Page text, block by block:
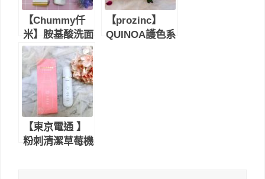
【Chummy仟
米】胺基酸洗面
霜｜溫和洗淨肌
膚，清潔保濕面
面俱到！
【prozinc】
QUINOA護色系
【東京電通 】
粉刺清潔草莓機